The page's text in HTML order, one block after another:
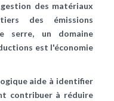
des matériaux
des émissions
serre, un domaine
est l'économie
aide à identifier
contribuer à réduire